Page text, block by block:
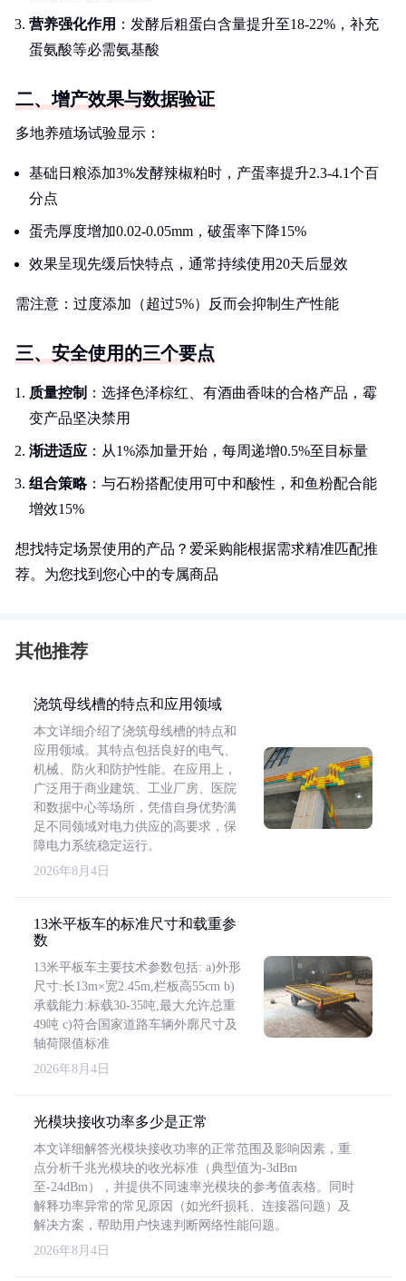
营养强化作用 ：发酵后粗蛋白含量提升至18-22%，补充
蛋氨酸等必需氨基酸
二、增产效果与数据验证
多地养殖场试验显示：
基础日粮添加3%发酵辣椒粕时，产蛋率提升2.3-4.1个百
分点
蛋壳厚度增加0.02-0.05mm，破蛋率下降15%
效果呈现先缓后快特点，通常持续使用20天后显效
需注意：过度添加（超过5%）反而会抑制生产性能
三、安全使用的三个要点
质量控制 ：选择色泽棕红、有酒曲香味的合格产品，霉
变产品坚决禁用
渐进适应 ：从1%添加量开始，每周递增0.5%至目标量
组合策略：与石粉搭配使用可中和酸性，和鱼粉配合能
增效15%
想找特定场景使用的产品？爱采购能根据需求精准匹配推
荐。为您找到您心中的专属商品
其他推荐
浇筑母线槽的特点和应用领域
本文详细介绍了浇筑母线槽的特点和
应用领域。其特点包括良好的电气、
机械、防火和防护性能。在应用上，
广泛用于商业建筑、工业厂房、医院
和数据中心等场所，凭借自身优势满
足不同领域对电力供应的高要求，保
障电力系统稳定运行。
2026年8月4日
13米平板车的标准尺寸和载重参
数
13米平板车主要技术参数包括: a)外形
尺寸:长13m×宽2.45m,栏板高55cm b)
承载能力:标载30-35吨,最大允许总重
49吨 c)符合国家道路车辆外廓尺寸及
轴荷限值标准
2026年8月4日
光模块接收功率多少是正常
本文详细解答光模块接收功率的正常范围及影响因素，重
点分析千兆光模块的收光标准（典型值为-3dBm
至-24dBm），并提供不同速率光模块的参考值表格。同时
解释功率异常的常见原因（如光纤损耗、连接器问题）及
解决方案，帮助用户快速判断网络性能问题。
2026年8月4日